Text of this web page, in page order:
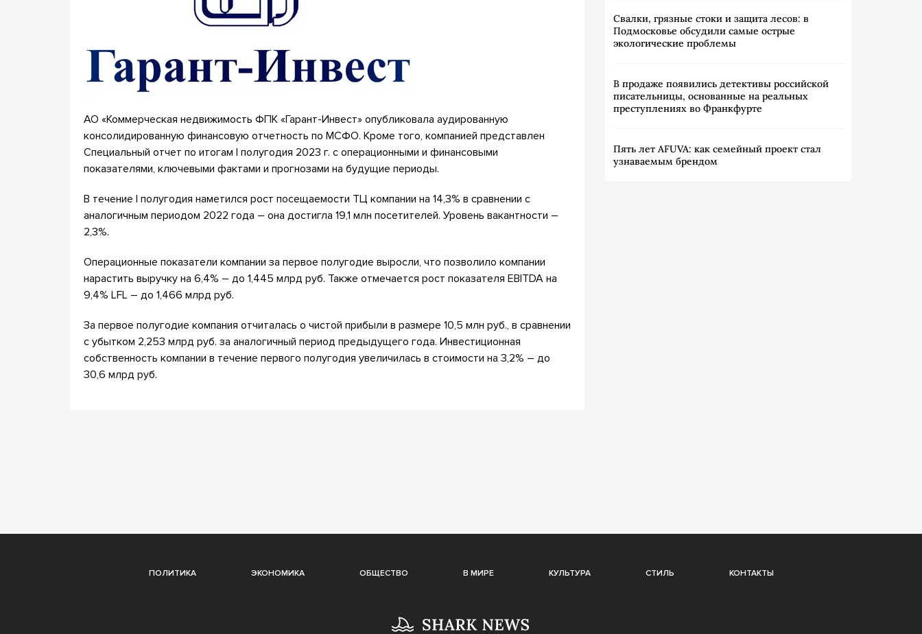
АО «Коммерческая недвижимость ФПК «Гарант-Инвест» опубликовала аудированную
консолидированную финансовую отчетность по МСФО. Кроме того, компанией представлен
Специальный отчет по итогам I полугодия 2023 г. с операционными и финансовыми
показателями, ключевыми фактами и прогнозами на будущие периоды.
В течение I полугодия наметился рост посещаемости ТЦ компании на 14,3% в сравнении с
аналогичным периодом 2022 года – она достигла 19,1 млн посетителей. Уровень вакантности –
2,3%.
Операционные показатели компании за первое полугодие выросли, что позволило компании
нарастить выручку на 6,4% – до 1,445 млрд руб. Также отмечается рост показателя EBITDA на
9,4% LFL – до 1,466 млрд руб.
За первое полугодие компания отчиталась о чистой прибыли в размере 10,5 млн руб., в сравнении
с убытком 2,253 млрд руб. за аналогичный период предыдущего года. Инвестиционная
собственность компании в течение первого полугодия увеличилась в стоимости на 3,2% – до
30,6 млрд руб.
Свалки, грязные стоки и защита лесов: в
Подмосковье обсудили самые острые
экологические проблемы
В продаже появились детективы российской
писательницы, основанные на реальных
преступлениях во Франкфурте
Пять лет AFUVA: как семейный проект стал
узнаваемым брендом
ПОЛИТИКА ЭКОНОМИКА ОБЩЕСТВО В МИРЕ КУЛЬТУРА СТИЛЬ КОНТАКТЫ